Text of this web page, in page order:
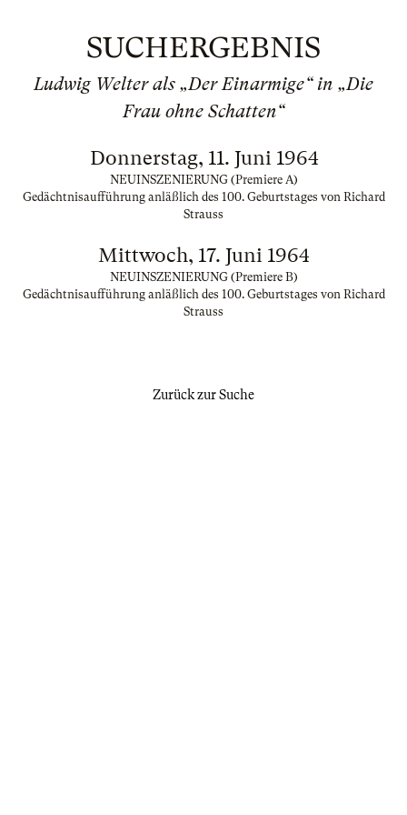
SUCHERGEBNIS
Ludwig Welter als „Der Einarmige“ in „Die
Frau ohne Schatten“
Donnerstag, 11. Juni 1964
NEUINSZENIERUNG (Premiere A)
Gedächtnisaufführung anläßlich des 100. Geburtstages von Richard
Strauss
Mittwoch, 17. Juni 1964
NEUINSZENIERUNG (Premiere B)
Gedächtnisaufführung anläßlich des 100. Geburtstages von Richard
Strauss
Zurück zur Suche